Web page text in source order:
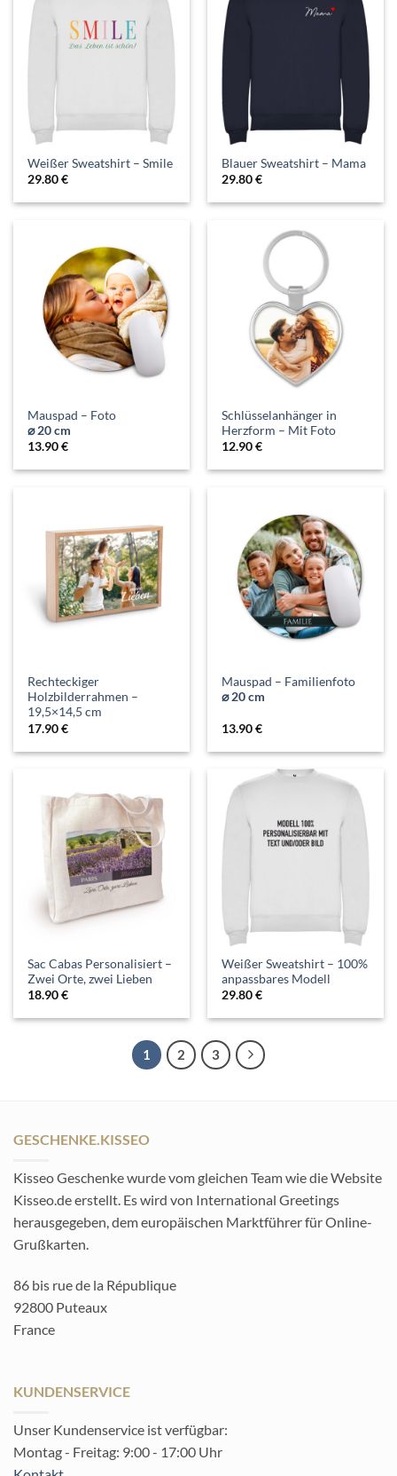
Weißer Sweatshirt – Smile
29.80€
Blauer Sweatshirt – Mama
29.80€
Mauspad – Foto
⌀ 20 cm
13.90€
Schlüsselanhänger in
Herzform – Mit Foto
12.90€
Rechteckiger
Holzbilderrahmen –
19,5×14,5 cm
17.90€
Mauspad – Familienfoto
⌀ 20 cm
13.90€
Sac Cabas Personalisiert –
Zwei Orte, zwei Lieben
18.90€
Weißer Sweatshirt – 100%
anpassbares Modell
29.80€
1 2 3
GESCHENKE.KISSEO
Kisseo Geschenke wurde vom gleichen Team wie die Website
Kisseo.de erstellt. Es wird von International Greetings
herausgegeben, dem europäischen Marktführer für Online-
Grußkarten.
86 bis rue de la République
92800 Puteaux
France
KUNDENSERVICE
Unser Kundenservice ist verfügbar:
Montag - Freitag: 9:00 - 17:00 Uhr